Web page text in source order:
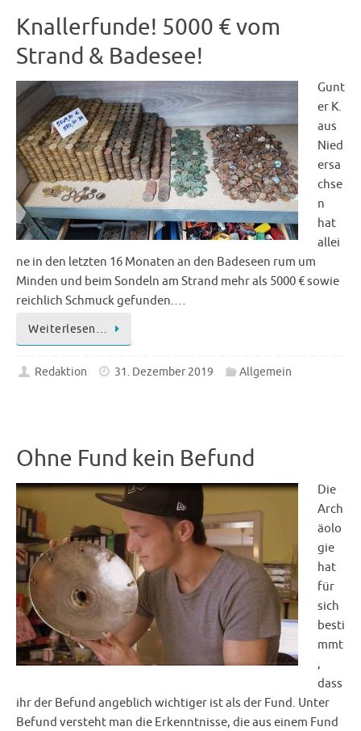
Knallerfunde! 5000 € vom
Strand & Badesee!
Gunt
er K.
aus
Nied
ersa
chse
n
hat
allei
ne in den letzten 16 Monaten an den Badeseen rum um
Minden und beim Sondeln am Strand mehr als 5000 € sowie
reichlich Schmuck gefunden.…
Weiterlesen…
Redaktion 31. Dezember 2019 Allgemein
Ohne Fund kein Befund
Die
Arch
äolo
gie
hat
für
sich
besti
mmt
,
dass
ihr der Befund angeblich wichtiger ist als der Fund. Unter
Befund versteht man die Erkenntnisse, die aus einem Fund